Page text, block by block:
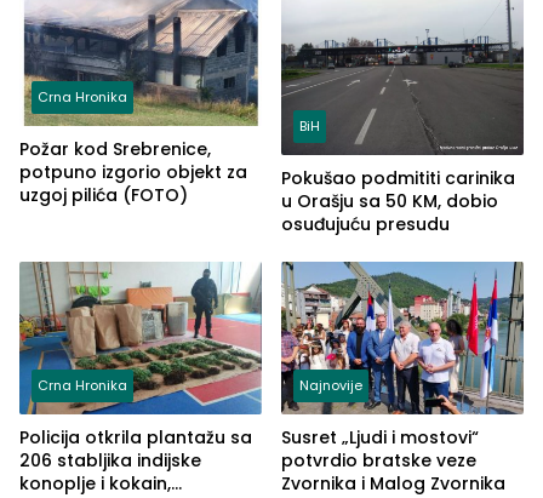
Crna Hronika
Požar kod Srebrenice,
potpuno izgorio objekt za
uzgoj pilića (FOTO)
BiH
Pokušao podmititi carinika
u Orašju sa 50 KM, dobio
osuđujuću presudu
Crna Hronika
Policija otkrila plantažu sa
206 stabljika indijske
konoplje i kokain,
Najnovije
Susret „Ljudi i mostovi“
potvrdio bratske veze
Zvornika i Malog Zvornika